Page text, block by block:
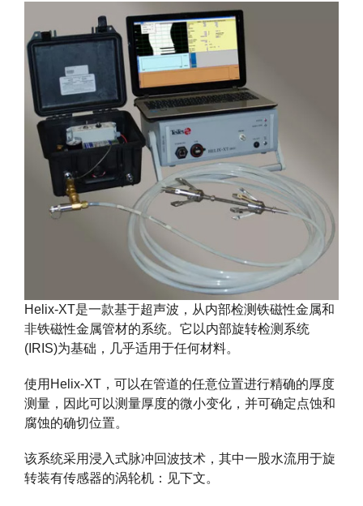
Helix-XT是一款基于超声波，从内部检测铁磁性金属和
非铁磁性金属管材的系统。它以内部旋转检测系统
(IRIS)为基础，几乎适用于任何材料。
使用Helix-XT，可以在管道的任意位置进行精确的厚度
测量，因此可以测量厚度的微小变化，并可确定点蚀和
腐蚀的确切位置。
该系统采用浸入式脉冲回波技术，其中一股水流用于旋
转装有传感器的涡轮机：见下文。